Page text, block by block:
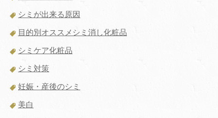
シミが出来る原因
目的別オススメシミ消し化粧品
シミケア化粧品
シミ対策
妊娠・産後のシミ
美白